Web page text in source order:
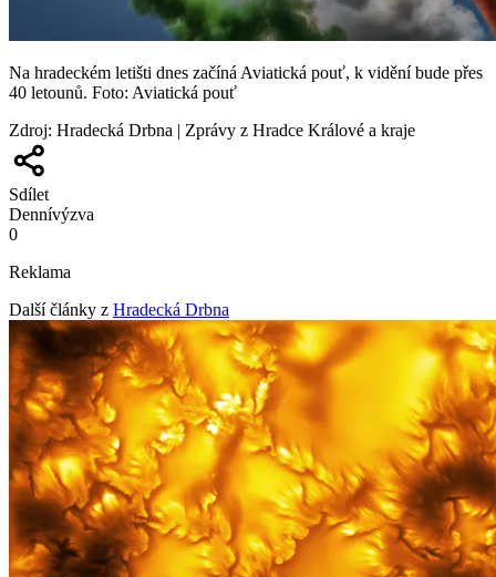
Na hradeckém letišti dnes začíná Aviatická pouť, k vidění bude přes
40 letounů. Foto: Aviatická pouť
Zdroj: Hradecká Drbna | Zprávy z Hradce Králové a kraje
Sdílet
Dennívýzva
0
Reklama
Další články z Hradecká Drbna